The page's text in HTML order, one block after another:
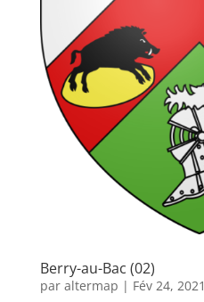
Berry-au-Bac (02)
par altermap | Fév 24, 2021